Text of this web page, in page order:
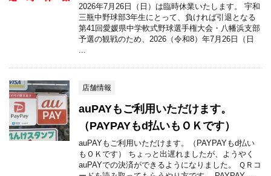
2026年7月26日（日）は臨時休業いたします。 宇和
三瓶中野球部3年生にとって、負ければ引退となる
第41回愛媛県中学軟式野球選手権大会・八幡浜支部
予選の観戦のため、2026（令和8）年7月26日（日
...
店舗情報
auPAYもご利用いただけます。
（PAYPAYもd払いもＯＫです）
auPAYもご利用いただけます。（PAYPAYもd払い
もＯＫです） ちょっと出遅れましたが、ようやく
auPAYでの決済ができるようになりました。 ＱＲコ